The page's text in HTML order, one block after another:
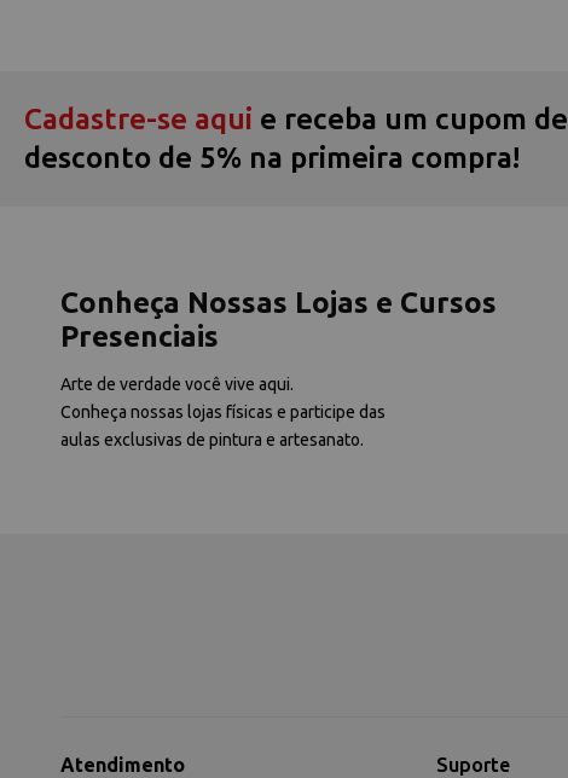
Cadastre-se aqui e receba um cupom de
desconto de 5% na primeira compra!
Conheça Nossas Lojas e Cursos
Presenciais
Arte de verdade você vive aqui.
Conheça nossas lojas físicas e participe das
aulas exclusivas de pintura e artesanato.
Atendimento Suporte